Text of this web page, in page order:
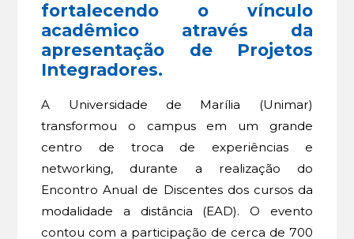
fortalecendo o vínculo
acadêmico através da
apresentação de Projetos
Integradores.
A Universidade de Marília (Unimar)
transformou o campus em um grande
centro de troca de experiências e
networking, durante a realização do
Encontro Anual de Discentes dos cursos da
modalidade a distância (EAD). O evento
contou com a participação de cerca de 700